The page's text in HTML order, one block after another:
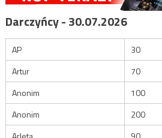
Darczyńcy - 30.07.2026
AP
30
Artur
70
Anonim
100
Anonim
200